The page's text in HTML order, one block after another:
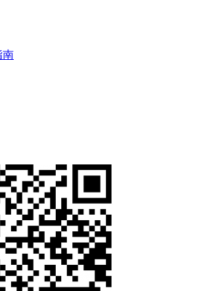
南